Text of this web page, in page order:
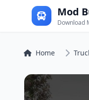
Mod
Download
Home